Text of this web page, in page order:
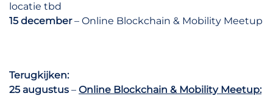
locatie tbd
15 december– Online Blockchain & Mobility Meetup
Terugkijken:
25 augustus – Online Blockchain & Mobility Meetup: